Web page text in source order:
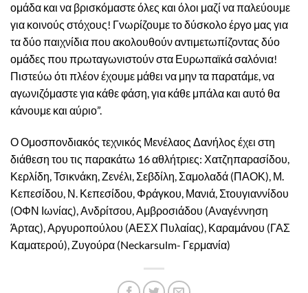
ομάδα και να βρισκόμαστε όλες και όλοι μαζί να παλεύουμε
για κοινούς στόχους! Γνωρίζουμε το δύσκολο έργο μας για
τα δύο παιχνίδια που ακολουθούν αντιμετωπίζοντας δύο
ομάδες που πρωταγωνιστούν στα Ευρωπαϊκά σαλόνια!
Πιστεύω ότι πλέον έχουμε μάθει να μην τα παρατάμε, να
αγωνιζόμαστε για κάθε φάση, για κάθε μπάλα και αυτό θα
κάνουμε και αύριο”.
Ο Ομοσπονδιακός τεχνικός Μενέλαος Δανήλος έχει στη
διάθεση του τις παρακάτω 16 αθλήτριες: Χατζηπαρασίδου,
Κερλίδη, Τσικνάκη, Ζενέλι, Σεβδίλη, Σαμολαδά (ΠΑΟΚ), Μ.
Κεπεσίδου, Ν. Κεπεσίδου, Φράγκου, Μανιά, Στουγιαννίδου
(ΟΦΝ Ιωνίας), Ανδρίτσου, Αμβροσιάδου (Αναγέννηση
Άρτας), Αργυροπούλου (ΑΕΣΧ Πυλαίας), Καραμάνου (ΓΑΣ
Καματερού), Ζυγούρα (Neckarsulm- Γερμανία)